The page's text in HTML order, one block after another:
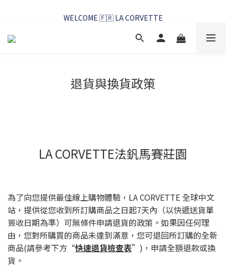
馬賽好友季~純淨清潔的相伴
退貨與換貨政策
LA CORVETTE法釩馬賽莊園
為了向您提供最佳線上購物體驗，LA CORVETTE 全球中文
站，提供從您收到所訂購商品之日起7天內（以快遞送貨單
簽收日期為準）可無條件申請退貨的政策。如果因任何理
由，您對所購買的商品未達到滿意，您可退回所訂購的全新
商品(請參考下方“快速退貨檢查表”)，申請全額退款或換
貨。